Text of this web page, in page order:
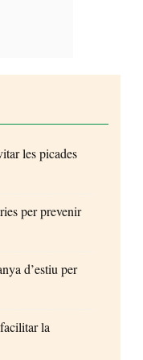
les picades
per prevenir
d’estiu per
la